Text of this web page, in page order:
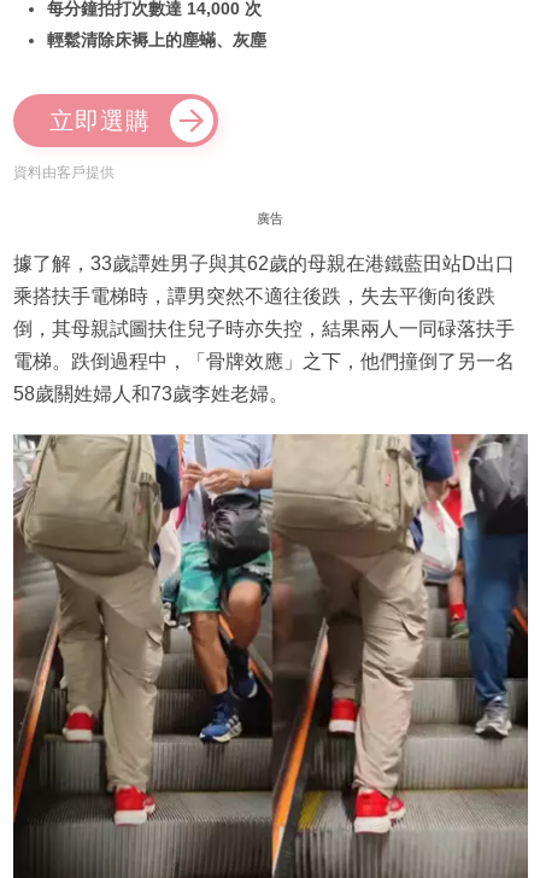
每分鐘拍打次數達 14,000 次
輕鬆清除床褥上的塵蟎、灰塵
立即選購
資料由客戶提供
廣告
據了解，33歲譚姓男子與其62歲的母親在港鐵藍田站D出口
乘搭扶手電梯時，譚男突然不適往後跌，失去平衡向後跌
倒，其母親試圖扶住兒子時亦失控，結果兩人一同碌落扶手
電梯。跌倒過程中，「骨牌效應」之下，他們撞倒了另一名
58歲關姓婦人和73歲李姓老婦。